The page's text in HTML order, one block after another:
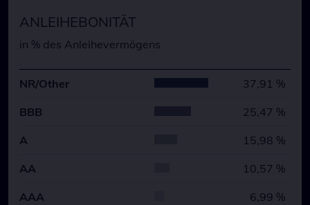
ANLEIHEBONITÄT
in % des Anleihevermögens
NR/Other 37,91 %
BBB 25,47 %
A 15,98 %
AA 10,57 %
AAA 6,99 %